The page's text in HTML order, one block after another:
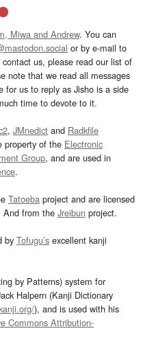
Miwa and Andrew. You can
or by e-mail to
us, please read our list of
note that we read all messages
us to reply as Jisho is a side
time to devote to it.
, JMnedict and Radkfile
property of the Electronic
Group, and are used in
.
Tatoeba project and are licensed
And from the Jreibun project.
by Tofugu’s excellent kanji
by Patterns) system for
Halpern (Kanji Dictionary
), and is used with his
Commons Attribution-